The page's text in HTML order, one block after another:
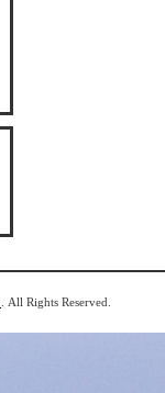
. All Rights Reserved.